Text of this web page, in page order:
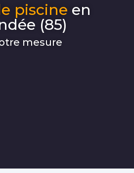
piscine en
(85)
mesure